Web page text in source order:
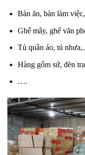
Bàn ăn, bàn làm
Ghế mây, ghế văn
Tủ quần áo, tủ
Hàng gốm sứ, đèn
….